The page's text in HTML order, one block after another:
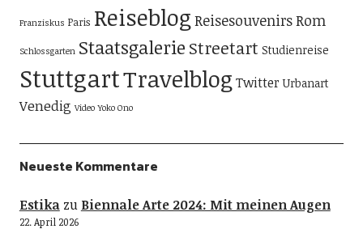
Franziskus Paris Reiseblog ReisesouvenirsRom
Schlossgarten Staatsgalerie Streetart Studienreise
StuttgartTravelblog Twitter Urbanart
Venedig Video Yoko Ono
Neueste Kommentare
Estikazu Biennale Arte 2024: Mit meinen Augen
22. April 2026